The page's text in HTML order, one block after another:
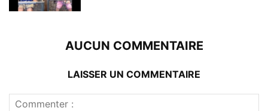
AUCUN COMMENTAIRE
LAISSER UN COMMENTAIRE